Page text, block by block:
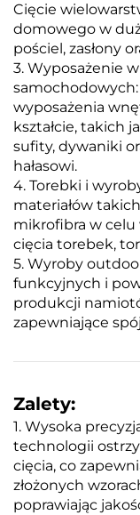
Cięcie
domowego w
pościel, zasłony
3. Wyposażenie
wyposażenia
kształcie, takich
sufity, dywaniki
hałasowi.
4. Torebki i
materiałów
mikrofibra w
cięcia torebek,
5. Wyroby
funkcyjnych i
produkcji
zapewniające
Zalety:
1. Wysoka
technologii
cięcia, co
złożonych
poprawiając